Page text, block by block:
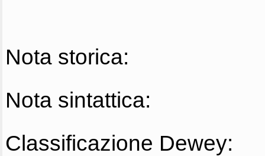
Nota storica:
Nota sintattica:
Classificazione Dewey: